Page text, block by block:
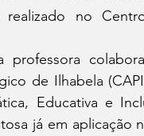
realizado no
de Ilhabela
Educativa e
já em aplicação